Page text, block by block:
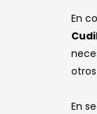
En
En